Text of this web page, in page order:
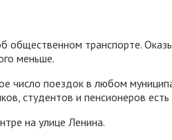
общественном транспорте.
меньше.
число поездок в любом
студентов и пенсионеров
на улице Ленина.